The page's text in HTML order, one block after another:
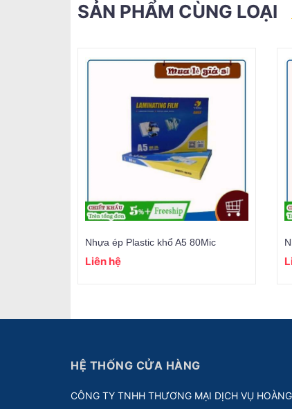
SẢN PHẨM CÙNG LOẠI
Nhựa ép Plastic khổ A5 80Mic
Liên hệ
HỆ THỐNG CỬA HÀNG
CÔNG TY TNHH THƯƠNG MẠI DỊCH VỤ